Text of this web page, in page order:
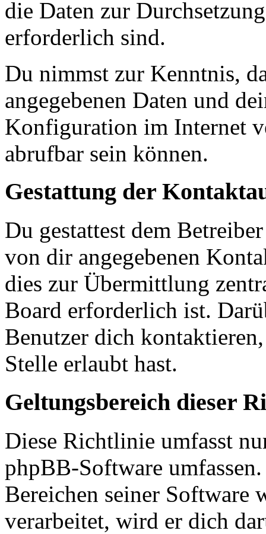
die Daten zur
erforderlich sind.
Du nimmst zur Kenntnis,
angegebenen Daten und
Konfiguration im Internet
abrufbar sein können.
Gestattung der
Du gestattest dem
von dir angegebenen
dies zur Übermittlung
Board erforderlich ist.
Benutzer dich
Stelle erlaubt hast.
Geltungsbereich dieser
Diese Richtlinie umfasst
phpBB-Software
Bereichen seiner Software
verarbeitet, wird er dich